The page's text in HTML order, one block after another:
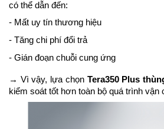
có thể dẫn đến:
- Mất uy tín thương hiệu
- Tăng chi phí đổi trả
- Gián đoạn chuỗi cung ứng
→ Vì vậy, lựa chọn Tera350 Plus
kiểm soát tốt hơn toàn bộ quá trình vận